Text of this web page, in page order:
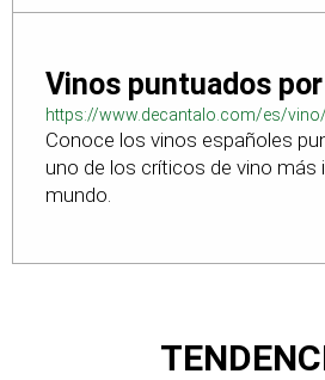
Vinos puntuados
https://www.decantalo.com/es/
Conoce los vinos españoles
uno de los críticos de vino más
mundo.